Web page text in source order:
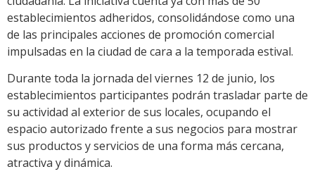
establecimientos adheridos, consolidándose como una
de las principales acciones de promoción comercial
impulsadas en la ciudad de cara a la temporada estival.
Durante toda la jornada del viernes 12 de junio, los
establecimientos participantes podrán trasladar parte de
su actividad al exterior de sus locales, ocupando el
espacio autorizado frente a sus negocios para mostrar
sus productos y servicios de una forma más cercana,
atractiva y dinámica.